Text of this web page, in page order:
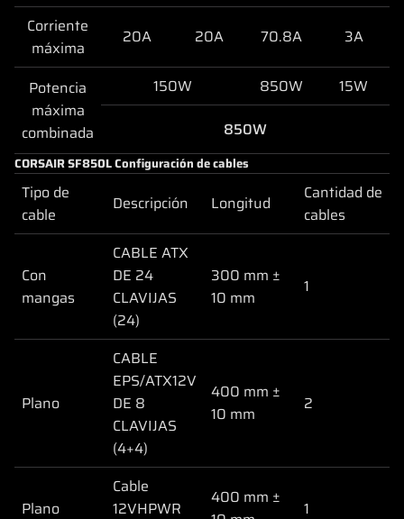
Corriente
máxima
20A 20A 70.8A 3A
Potencia
máxima
combinada
150W 850W
15W
850W
CORSAIR SF850L Configuración de cables
Tipo de
cable
Descripción Longitud
Cantidad de
cables
Con
mangas
CABLE ATX
DE 24
CLAVIJAS
(24)
300 mm ±
10 mm
1
Plano
CABLE
EPS/ATX12V
DE 8
CLAVIJAS
(4+4)
400 mm ±
10 mm
2
Plano
Cable
12VHPWR
400 mm ±
1